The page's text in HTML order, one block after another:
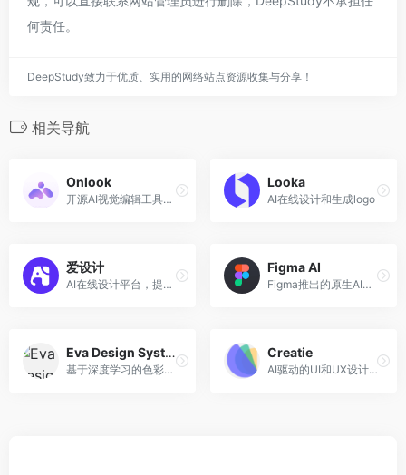
何责任。
DeepStudy致力于优质、实用的网络站点资源收集与分享！
相关导航
Onlook
开源AI视觉编辑工具，设计修改自动同步代码
Looka
AI在线设计和生成logo
爱设计
AI在线设计平台，提供多端在线拖拽设计工具
Figma AI
Figma推出的原生AI设计工具
Eva Design System
基于深度学习的色彩生成工具
Creatie
AI驱动的UI和UX设计工具